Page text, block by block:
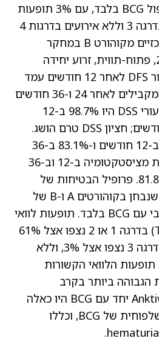
נסבלת ועקבית עם טיפול BCG בלבד, עם 3% תופעות
לוואי קשורות לטיפול בדרגה 3 וללא אירועים בדרגות 4
או 5. ממצאי יעילות מרכזיים מקוהורט B במחקר
QUILT-3.032 שלב 2/3, פתוח-תווית, זרוע יחידה
ורב-מרכזי, כוללים: שיעור DFS לאחר 12 חודשים עמד
על 58.2%; השיעורים המקבילים לאחר 24 ו-36 חודשים
היו 52.1% ו-38.2%. שיעורי DSS היו 98.7% ב-12
חודשים ו-96% ב-36 חודשים; חציון DSS טרם הושג.
שיעורי PFS היו 94.9% ב-12 חודשים ו-83.1% ב-36
חודשים. שיעורי הימנעות מציסטקטומיה ב-12 וב-36
חודשים היו 92.2% ו-81.8%. פרופיל הבטיחות של
Anktiva בשילוב BCG, שנבחן בקוהורטים A ו-B של
המחקר, היה נסבל ועקבי עם BCG בלבד. תופעות לוואי
קשורות לטיפול (TRAEs) בדרגה 1 או 2 נצפו אצל 61%
מהמטופלים; אירועים בדרגה 3 נצפו אצל 3%, וללא
בדרגות 4 או 5. תופעות הלוואי הקשורות
הגבוהה ביותר בקרב
המשתתפים שקיבלו Anktiva יחד עם BCG היו כאלה
הצפויות בהזלפה תוך-שלפוחית של BCG, וכללו